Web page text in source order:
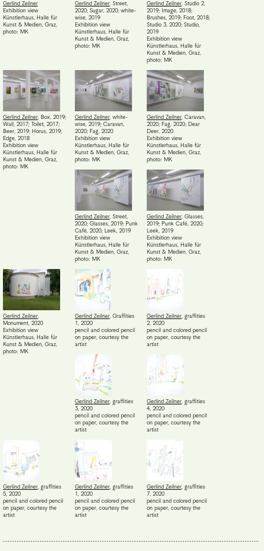
Gerlind Zeilner
Exhibition view
Künstlerhaus, Halle für
Kunst & Medien, Graz,
photo: MK
Gerlind Zeilner, Street,
2020; Sugar, 2020; white-
wise, 2019
Exhibition view
Künstlerhaus, Halle für
Kunst & Medien, Graz,
photo: MK
Gerlind Zeilner, Studio 2,
2019; Image, 2018;
Brushes, 2019; Foot, 2018;
Studio 3, 2020; Studio,
2019
Exhibition view
Künstlerhaus, Halle für
Kunst & Medien, Graz,
photo: MK
Gerlind Zeilner, Box, 2019;
Wall, 2017; Toilet, 2017;
Beer, 2019; Horus, 2019;
Edge, 2018
Exhibition view
Künstlerhaus, Halle für
Kunst & Medien, Graz,
photo: MK
Gerlind Zeilner, white-
wise, 2019; Caravan,
2020; Fag, 2020
Exhibition view
Künstlerhaus, Halle für
Kunst & Medien, Graz,
photo: MK
Gerlind Zeilner, Caravan,
2020; Fag, 2020; Dear
Deer, 2020
Exhibition view
Künstlerhaus, Halle für
Kunst & Medien, Graz,
photo: MK
Gerlind Zeilner, Street,
2020; Glasses, 2019; Punk
Café, 2020; Leek, 2019
Exhibition view
Künstlerhaus, Halle für
Kunst & Medien, Graz,
photo: MK
Gerlind Zeilner, Glasses,
2019; Punk Café, 2020;
Leek, 2019
Exhibition view
Künstlerhaus, Halle für
Kunst & Medien, Graz,
photo: MK
Gerlind Zeilner,
Monument, 2020
Exhibition view
Künstlerhaus, Halle für
Kunst & Medien, Graz,
photo: MK
Gerlind Zeilner, Graffities
1, 2020
pencil and colored pencil
on paper, courtesy the
artist
Gerlind Zeilner, graffities
2, 2020
pencil and colored pencil
on paper, courtesy the
artist
Gerlind Zeilner, graffities
3, 2020
pencil and colored pencil
on paper, courtesy the
artist
Gerlind Zeilner, graffities
4, 2020
pencil and colored pencil
on paper, courtesy the
artist
Gerlind Zeilner, graffities
5, 2020
pencil and colored pencil
on paper, courtesy the
artist
Gerlind Zeilner, graffities
1, 2020
pencil and colored pencil
on paper, courtesy the
artist
Gerlind Zeilner, graffities
7, 2020
pencil and colored pencil
on paper, courtesy the
artist